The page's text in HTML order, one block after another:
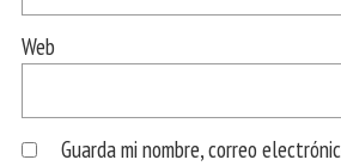
Web
Guarda mi nombre, correo